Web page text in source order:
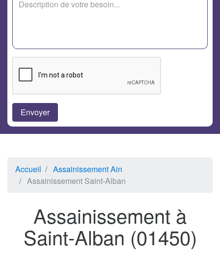
Accueil
Assainissement Ain
Assainissement Saint-Alban
Assainissement à
Saint-Alban (01450)